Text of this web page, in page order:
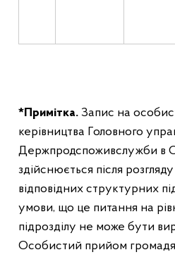
*Примітка. Запис на
керівництва Головного
Держпродспоживслужби в
здійснюється після
відповідних структурних
умови, що це питання на
підрозділу не може бути
Особистий прийом